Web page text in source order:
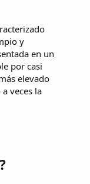
y
en un
por casi
elevado
veces la